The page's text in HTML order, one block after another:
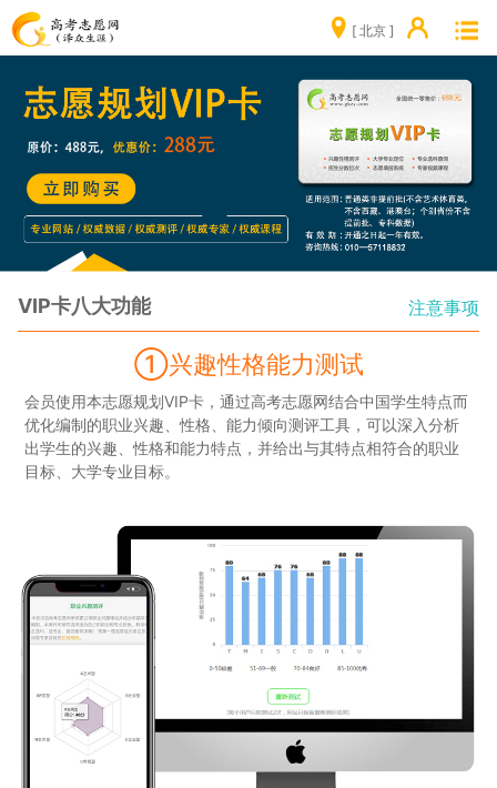
[ 北京 ]
VIP卡八大功能 注意事项
①兴趣性格能力测试
会员使用本志愿规划VIP卡，通过高考志愿网结合中国学生特点而
优化编制的职业兴趣、性格、能力倾向测评工具，可以深入分析
出学生的兴趣、性格和能力特点，并给出与其特点相符合的职业
目标、大学专业目标。